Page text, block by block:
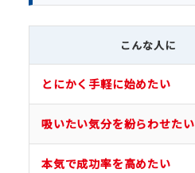
こんな人に
とにかく手軽に始めたい
吸いたい気分を紛らわせたい
本気で成功率を高めたい